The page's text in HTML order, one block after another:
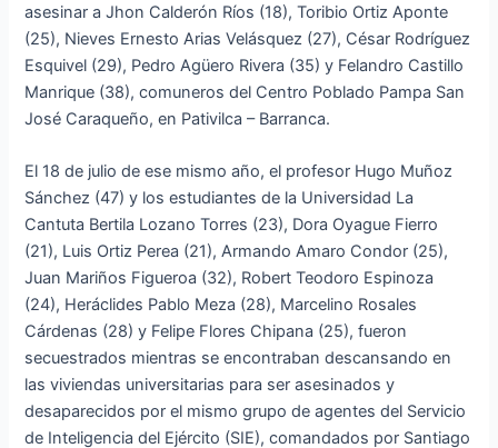
asesinar a Jhon Calderón Ríos (18), Toribio Ortiz Aponte
(25), Nieves Ernesto Arias Velásquez (27), César Rodríguez
Esquivel (29), Pedro Agüero Rivera (35) y Felandro Castillo
Manrique (38), comuneros del Centro Poblado Pampa San
José Caraqueño, en Pativilca – Barranca.
El 18 de julio de ese mismo año, el profesor Hugo Muñoz
Sánchez (47) y los estudiantes de la Universidad La
Cantuta Bertila Lozano Torres (23), Dora Oyague Fierro
(21), Luis Ortiz Perea (21), Armando Amaro Condor (25),
Juan Mariños Figueroa (32), Robert Teodoro Espinoza
(24), Heráclides Pablo Meza (28), Marcelino Rosales
Cárdenas (28) y Felipe Flores Chipana (25), fueron
secuestrados mientras se encontraban descansando en
las viviendas universitarias para ser asesinados y
desaparecidos por el mismo grupo de agentes del Servicio
de Inteligencia del Ejército (SIE), comandados por Santiago